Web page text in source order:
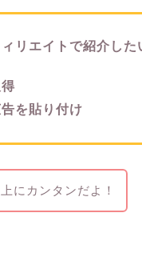
リエイトで紹介した
を貼り付け
にカンタンだよ！